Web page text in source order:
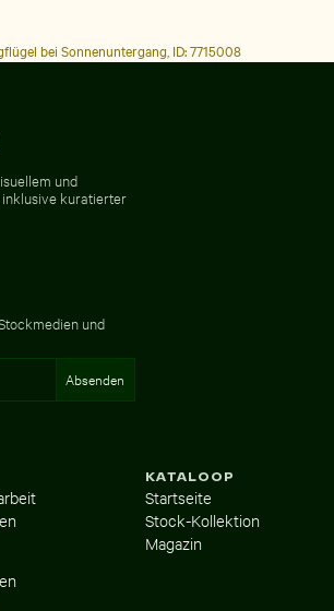
bei Sonnenuntergang, ID: 7715008
und
kuratierter
und
KATALOOP
Startseite
Stock-Kollektion
Magazin